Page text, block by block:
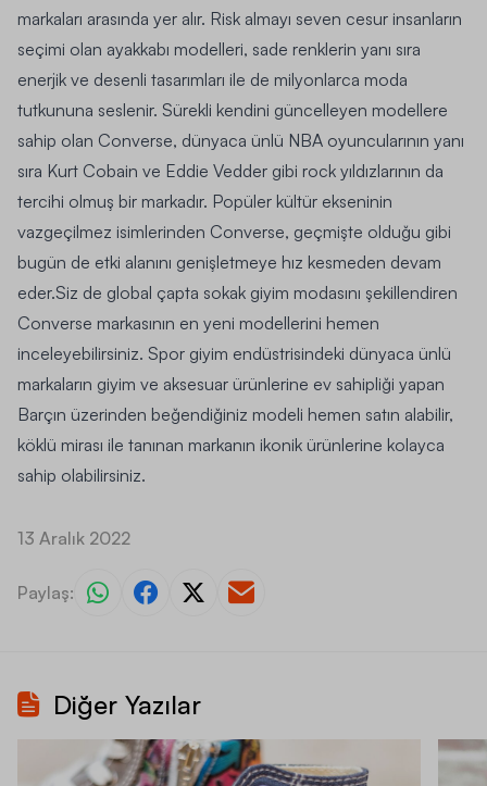
markaları arasında yer alır. Risk almayı seven cesur insanların
seçimi olan ayakkabı modelleri, sade renklerin yanı sıra
enerjik ve desenli tasarımları ile de milyonlarca moda
tutkununa seslenir. Sürekli kendini güncelleyen modellere
sahip olan Converse, dünyaca ünlü NBA oyuncularının yanı
sıra Kurt Cobain ve Eddie Vedder gibi rock yıldızlarının da
tercihi olmuş bir markadır. Popüler kültür ekseninin
vazgeçilmez isimlerinden Converse, geçmişte olduğu gibi
bugün de etki alanını genişletmeye hız kesmeden devam
eder.Siz de global çapta sokak giyim modasını şekillendiren
Converse markasının en yeni modellerini hemen
inceleyebilirsiniz. Spor giyim endüstrisindeki dünyaca ünlü
markaların giyim ve aksesuar ürünlerine ev sahipliği yapan
Barçın üzerinden beğendiğiniz modeli hemen satın alabilir,
köklü mirası ile tanınan markanın ikonik ürünlerine kolayca
sahip olabilirsiniz.
13 Aralık 2022
Paylaş:
Diğer Yazılar